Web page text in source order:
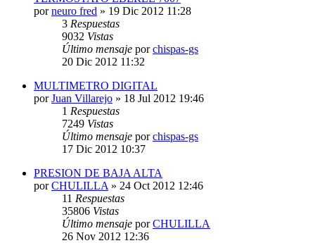
porneuro fred » 19 Dic 2012 11:28
3 Respuestas
9032 Vistas
Último mensaje porchispas-gs
20 Dic 2012 11:32
MULTIMETRO DIGITAL
porJuan Villarejo » 18 Jul 2012 19:46
1 Respuestas
7249 Vistas
Último mensaje porchispas-gs
17 Dic 2012 10:37
PRESION DE BAJA ALTA
porCHULILLA » 24 Oct 2012 12:46
11 Respuestas
35806 Vistas
Último mensaje porCHULILLA
26 Nov 2012 12:36